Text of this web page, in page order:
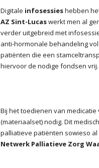
Digitale infosessieshebben
AZ Sint-Lucaswerkt men al
verder uitgebreid met
anti-hormonale behandeling
patiënten die een
hiervoor de nodige fondsen vrij.
Bij het toedienen van
(materiaalset) nodig. Dit
palliatieve patiënten sowieso
Netwerk Palliatieve Zorg